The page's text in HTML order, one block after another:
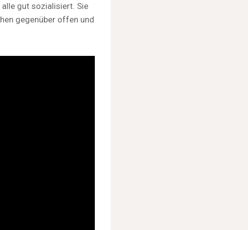
gut sozialisiert. Sie
gegenüber offen und